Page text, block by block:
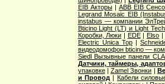
EIB Акторы| ABB EIB
Legrand Mosaic ЕIB
instabus — компании
Bticino Light (LT) и Light
Коробки, Люки | EDE| Elso|
Electric Unica Top|
видеодомофон bticino —
Siedl Вызывные панели
Датчики, таймеры,
упаковке|Zamel Звонки |
и Провод | Кабели